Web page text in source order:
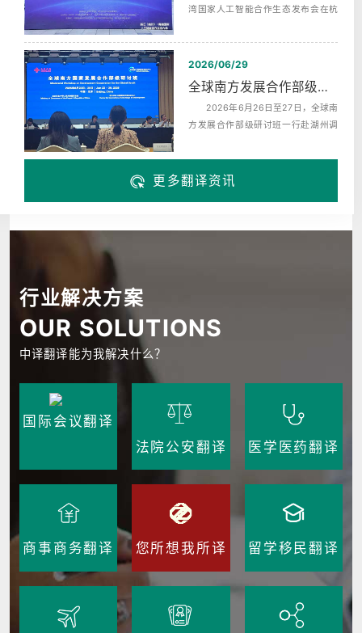
湾国家人工智能合作生态发布会在杭
了...
2026/06/29
全球南方发展合作部级研讨班赴湖州调研翻译服务
2026年6月26日至27日，全球南
方发展合作部级研讨班一行赴湖州调
罗、埃...
更多翻译资讯
行业解决方案
OUR SOLUTIONS
中译翻译能为我解决什么？
国际会议翻译
法院公安翻译
医学医药翻译
商事商务翻译 您所想我所译 留学移民翻译